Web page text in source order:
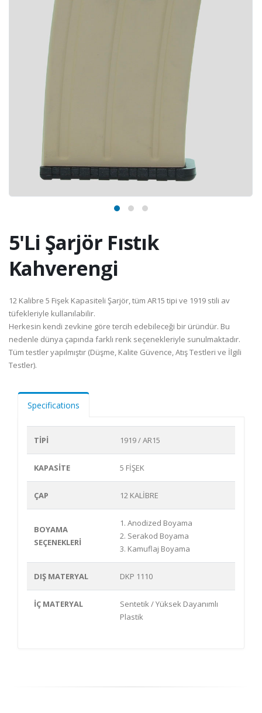
5'Li Şarjör Fıstık
Kahverengi
12 Kalibre 5 Fişek Kapasiteli Şarjör, tüm AR15 tipi ve 1919 stili av
tüfekleriyle kullanılabilir.
Herkesin kendi zevkine göre tercih edebileceği bir üründür. Bu
nedenle dünya çapında farklı renk seçenekleriyle sunulmaktadır.
Tüm testler yapılmıştır (Düşme, Kalite Güvence, Atış Testleri ve İlgili
Testler).
Specifications
TİPİ 1919 / AR15
KAPASİTE 5 FİŞEK
ÇAP 12 KALİBRE
BOYAMA
SEÇENEKLERİ
1. Anodized Boyama
2. Serakod Boyama
3. Kamuflaj Boyama
DIŞ MATERYAL DKP 1110
İÇ MATERYAL
Sentetik / Yüksek Dayanımlı
Plastik